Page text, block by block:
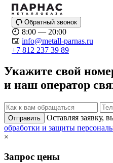
Обратный звонок
8:00 — 20:00
info@metall-parnas.ru
+7 812 237 39 89
Укажите свой
и наш оператор
Отправить Оставляя заявку,
обработки и защиты
×
Запрос цены